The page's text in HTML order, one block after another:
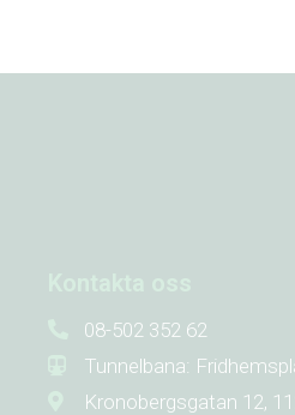
08-502 352 62
Tunnelbana:
Kronobergsgatan 12,